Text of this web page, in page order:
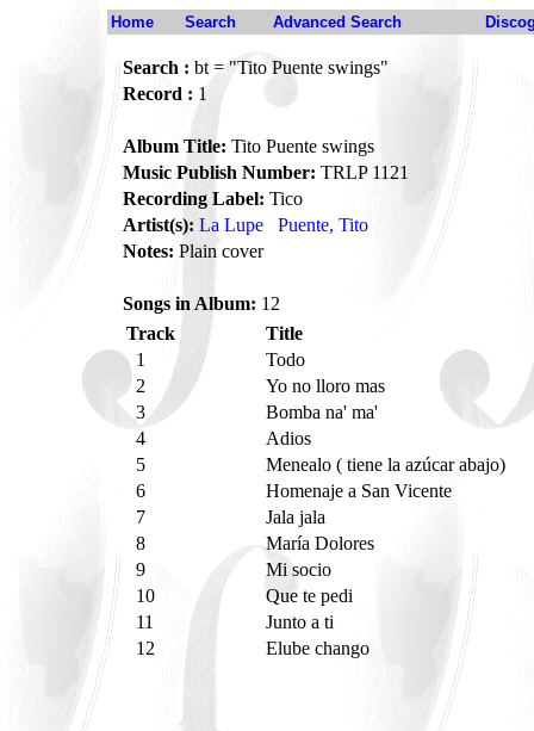
Home Search Advanced Search
Search : bt = "Tito Puente swings"
Record : 1
Album Title: Tito Puente swings
Music Publish Number: TRLP 1121
Recording Label: Tico
Artist(s): La Lupe
Puente, Tito
Notes: Plain cover
Songs in Album: 12
Track
Title
1
Todo
2
Yo no lloro mas
3
Bomba na' ma'
4
Adios
5
Menealo ( tiene la azúcar abajo)
6
Homenaje a San Vicente
7
Jala jala
8
María Dolores
9
Mi socio
10
Que te pedi
11
Junto a ti
12
Elube chango